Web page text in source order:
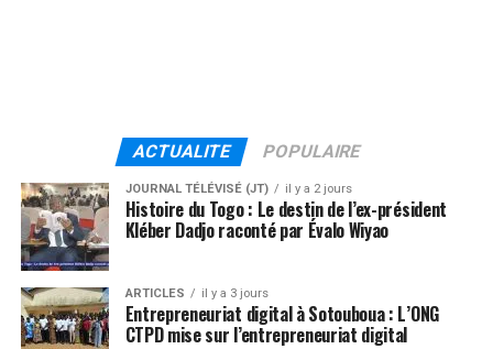
ACTUALITE POPULAIRE
JOURNAL TÉLÉVISÉ (JT) il y a 2 jours
Histoire du Togo : Le destin de l’ex-président
Kléber Dadjo raconté par Évalo Wiyao
ARTICLES il y a 3 jours
Entrepreneuriat digital à Sotouboua : L’ONG
CTPD mise sur l’entrepreneuriat digital